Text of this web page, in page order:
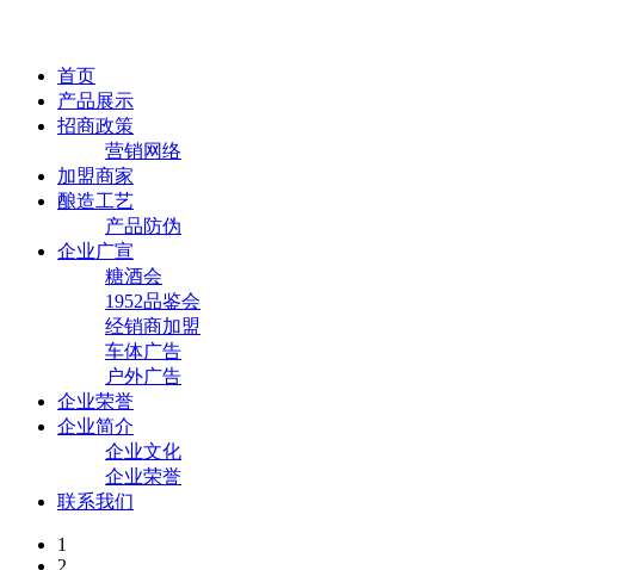
首页
产品展示
招商政策
营销网络
加盟商家
酿造工艺
产品防伪
企业广宣
糖酒会
1952品鉴会
经销商加盟
车体广告
户外广告
企业荣誉
企业简介
企业文化
企业荣誉
联系我们
1
2